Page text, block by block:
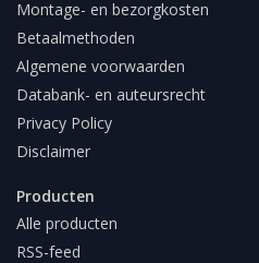
Montage- en bezorgkosten
Betaalmethoden
Algemene voorwaarden
Databank- en auteursrecht
Privacy Policy
Disclaimer
Producten
Alle producten
RSS-feed